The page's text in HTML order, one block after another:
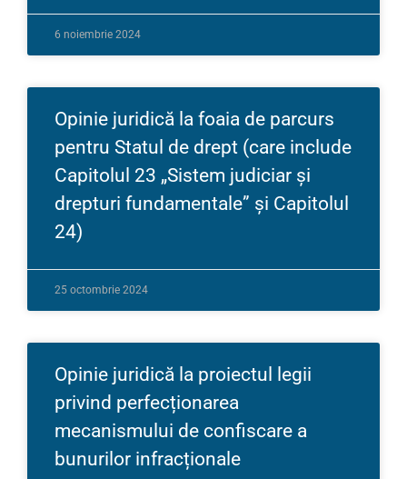
6 noiembrie 2024
Opinie juridică la foaia de parcurs
pentru Statul de drept (care include
Capitolul 23 „Sistem judiciar și
drepturi fundamentale” și Capitolul
24)
25 octombrie 2024
Opinie juridică la proiectul legii
privind perfecționarea
mecanismului de confiscare a
bunurilor infracționale